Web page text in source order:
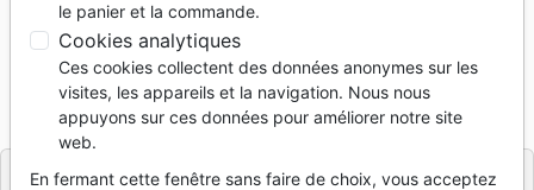
Le journal top secret de Théo
Corien Oranje - Cees Dekker
Référence EXL0592 EAN9782755005929
EditeurExcelsis
le panier et la commande.
Cookies analytiques
Ces cookies collectent des données anonymes sur les
visites, les appareils et la navigation. Nous nous
appuyons sur ces données pour améliorer notre site
web.
En fermant cette fenêtre sans faire de choix, vous acceptez